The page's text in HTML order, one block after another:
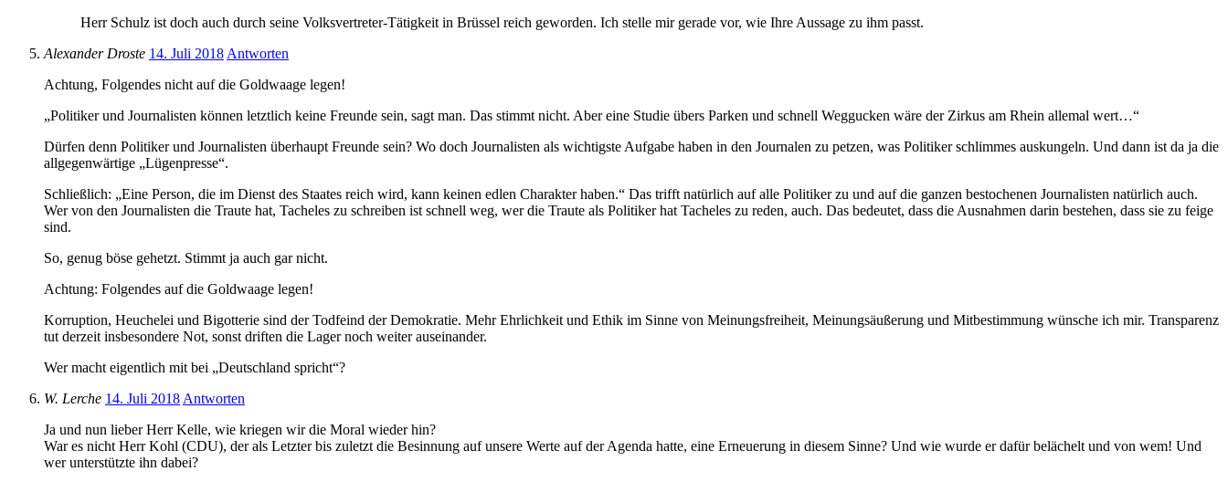
Herr Schulz ist doch auch durch seine Volksvertreter-Tätigkeit in Brüssel reich geworden. Ich stelle mir gerade vor, wie Ihre Aussage zu ihm passt.
Alexander Droste 14. Juli 2018 Antworten
Achtung, Folgendes nicht auf die Goldwaage legen!
„Politiker und Journalisten können letztlich keine Freunde sein, sagt man. Das stimmt nicht. Aber eine Studie übers Parken und schnell Weggucken wäre der Zirkus am Rhein allemal wert…“
Dürfen denn Politiker und Journalisten überhaupt Freunde sein? Wo doch Journalisten als wichtigste Aufgabe haben in den Journalen zu petzen, was Politiker schlimmes auskungeln. Und dann ist da ja die
allgegenwärtige „Lügenpresse“.
Schließlich: „Eine Person, die im Dienst des Staates reich wird, kann keinen edlen Charakter haben.“ Das trifft natürlich auf alle Politiker zu und auf die ganzen bestochenen Journalisten natürlich auch.
Wer von den Journalisten die Traute hat, Tacheles zu schreiben ist schnell weg, wer die Traute als Politiker hat Tacheles zu reden, auch. Das bedeutet, dass die Ausnahmen darin bestehen, dass sie zu feige
sind.
So, genug böse gehetzt. Stimmt ja auch gar nicht.
Achtung: Folgendes auf die Goldwaage legen!
Korruption, Heuchelei und Bigotterie sind der Todfeind der Demokratie. Mehr Ehrlichkeit und Ethik im Sinne von Meinungsfreiheit, Meinungsäußerung und Mitbestimmung wünsche ich mir. Transparenz
tut derzeit insbesondere Not, sonst driften die Lager noch weiter auseinander.
Wer macht eigentlich mit bei „Deutschland spricht“?
W. Lerche 14. Juli 2018 Antworten
Ja und nun lieber Herr Kelle, wie kriegen wir die Moral wieder hin?
War es nicht Herr Kohl (CDU), der als Letzter bis zuletzt die Besinnung auf unsere Werte auf der Agenda hatte, eine Erneuerung in diesem Sinne? Und wie wurde er dafür belächelt und von wem! Und
wer unterstützte ihn dabei?